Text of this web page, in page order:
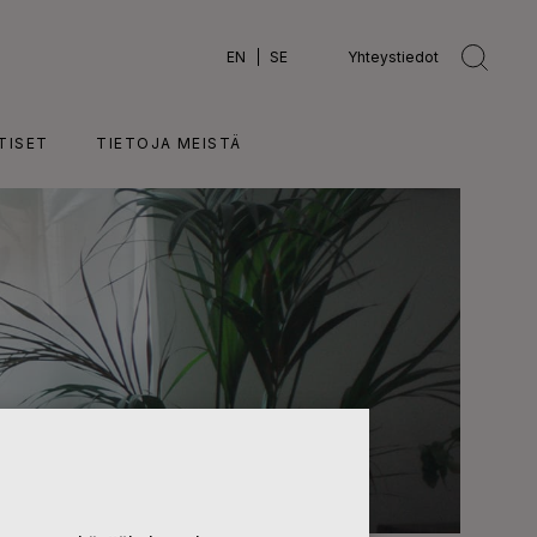
EN SE Yhteystiedot
TIETOJA MEISTÄ